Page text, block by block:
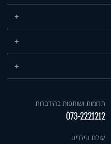
תרומות ושותפות בהידברות
073-2221212
עולם הילדים